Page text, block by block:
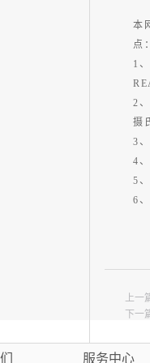
本
点
1
2
摄
3
4
5
6
上一
下一
服务中心